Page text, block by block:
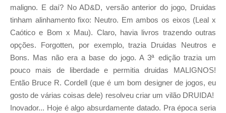
maligno. E daí? No AD&D, versão anterior do jogo, Druidas
tinham alinhamento fixo: Neutro. Em ambos os eixos (Leal x
Caótico e Bom x Mau). Claro, havia livros trazendo outras
opções. Forgotten, por exemplo, trazia Druidas Neutros e
Bons. Mas não era a base do jogo. A 3ª edição trazia um
pouco mais de liberdade e permitia druidas MALIGNOS!
Então Bruce R. Cordell (que é um bom designer de jogos, eu
gosto de várias coisas dele) resolveu criar um vilão DRUIDA!
Inovador... Hoje é algo absurdamente datado. Pra época seria